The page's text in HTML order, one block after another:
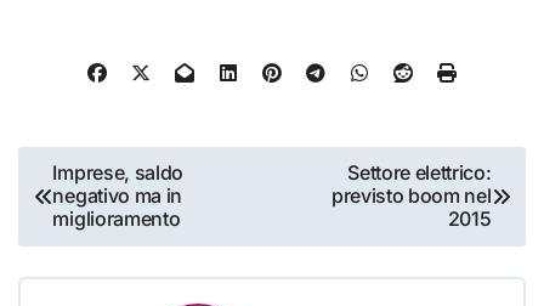
Navigazione
articoli
Imprese, saldo
negativo ma in
miglioramento
Settore elettrico:
previsto boom nel
2015